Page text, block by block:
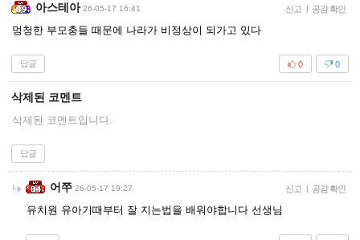
아스테아 26-05-17 16:41 신고 공감 확인
멍청한 부모충들 때문에 나라가 비정상이 되가고 있다
답글 0
0
삭제된 코멘트
삭제된 코멘트입니다.
답글
어쭈 26-05-17 19:27 신고 공감 확인
유치원 유아기때부터 잘 지는법을 배워야합니다 선생님